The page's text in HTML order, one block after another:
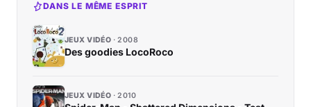
DANS LE MÊME ESPRIT
JEUX VIDÉO 2008
Des goodies LocoRoco
JEUX VIDÉO 2010